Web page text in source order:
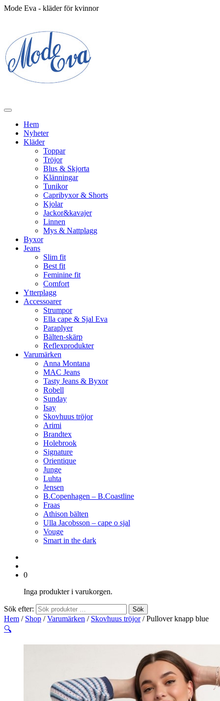
Mode Eva - kläder för kvinnor
Hem
Nyheter
Kläder
Toppar
Tröjor
Blus & Skjorta
Klänningar
Tunikor
Capribyxor & Shorts
Kjolar
Jackor&kavajer
Linnen
Mys & Nattplagg
Byxor
Jeans
Slim fit
Best fit
Feminine fit
Comfort
Ytterplagg
Accessoarer
Strumpor
Ella cape & Sjal Eva
Paraplyer
Bälten-skärp
Reflexprodukter
Varumärken
Anna Montana
MAC Jeans
Tasty Jeans & Byxor
Robell
Sunday
Isay
Skovhuus tröjor
Arimi
Brandtex
Holebrook
Signature
Orientique
Junge
Luhta
Jensen
B.Copenhagen – B.Coastline
Fraas
Athison bälten
Ulla Jacobsson – cape o sjal
Vouge
Smart in the dark
0
Inga produkter i varukorgen.
Sök efter: Sök
Hem / Shop /Varumärken / Skovhuus tröjor/ Pullover knapp blue
🔍